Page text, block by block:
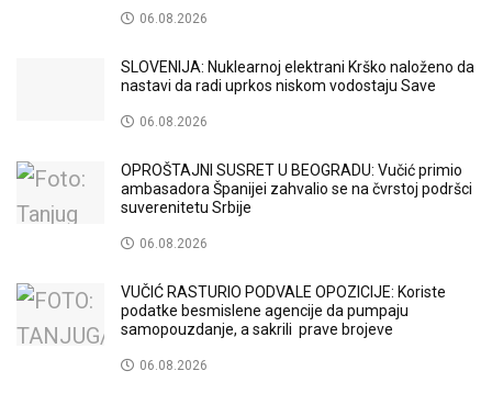
06.08.2026
SLOVENIJA: Nuklearnoj elektrani Krško naloženo da
nastavi da radi uprkos niskom vodostaju Save
06.08.2026
OPROŠTAJNI SUSRET U BEOGRADU: Vučić primio
ambasadora Španijei zahvalio se na čvrstoj podršci
suverenitetu Srbije
06.08.2026
VUČIĆ RASTURIO PODVALE OPOZICIJE: Koriste
podatke besmislene agencije da pumpaju
samopouzdanje, a sakrili prave brojeve
06.08.2026